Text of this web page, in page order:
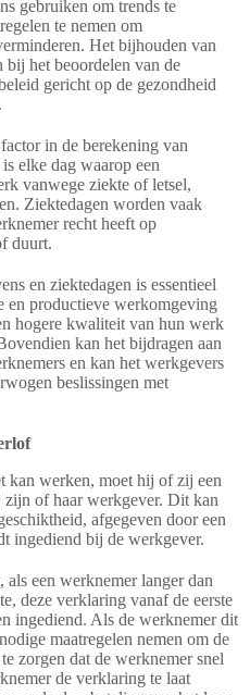
gebruiken om trends te
te nemen om
Het bijhouden van
bij het beoordelen van de
gericht op de gezondheid
in de berekening van
elke dag waarop een
vanwege ziekte of letsel,
Ziektedagen worden vaak
recht heeft op
duurt.
en ziektedagen is essentieel
en productieve werkomgeving
hogere kwaliteit van hun werk
kan het bijdragen aan
en kan het werkgevers
beslissingen met
kan werken, moet hij of zij een
of haar werkgever. Dit kan
afgegeven door een
ingediend bij de werkgever.
een werknemer langer dan
deze verklaring vanaf de eerste
ingediend. Als de werknemer dit
maatregelen nemen om de
zorgen dat de werknemer snel
de verklaring te laat